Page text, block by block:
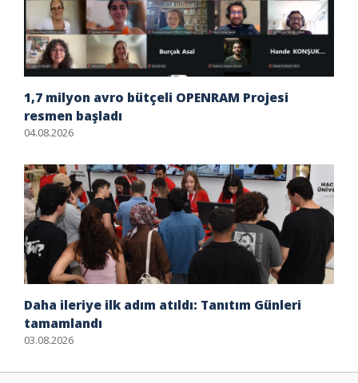
1,7 milyon avro bütçeli OPENRAM Projesi
resmen başladı
04.08.2026
Daha ileriye ilk adım atıldı: Tanıtım Günleri
tamamlandı
03.08.2026